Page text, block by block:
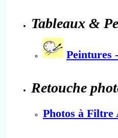
Tableaux &
Peintures
Retouche
Photos à